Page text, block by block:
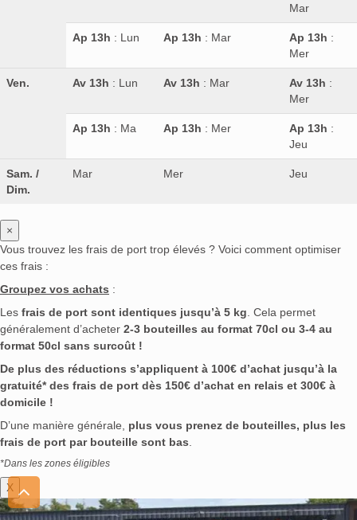
Mar
Ap 13h : Lun Ap 13h : Mar Ap 13h :
Mer
Ven. Av 13h : Lun Av 13h : Mar Av 13h :
Mer
Ap 13h : Ma Ap 13h : Mer Ap 13h :
Jeu
Sam. /
Dim.
Mar Mer Jeu
×
Vous trouvez les frais de port trop élevés ? Voici comment optimiser
ces frais :
Groupez vos achats :
Les frais de port sont identiques jusqu’à 5 kg . Cela permet
généralement d’acheter 2-3 bouteilles au format 70cl ou 3-4 au
format 50cl sans surcoût !
De plus des réductions s’appliquent à 100€ d’achat jusqu’à la
gratuité* des frais de port dès 150€ d’achat en relais et 300€ à
domicile !
D’une manière générale, plus vous prenez de bouteilles, plus les
frais de port par bouteille sont bas
*Dans les zones éligibles
X